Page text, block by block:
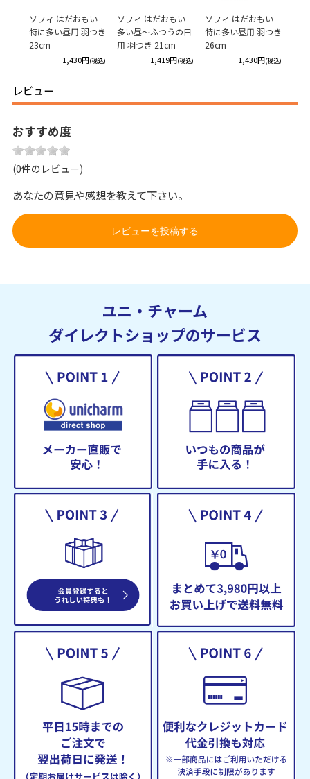
ソフィ はだおもい
特に多い昼用 羽つき
23cm
1,430円(税込)
ソフィ はだおもい
多い昼～ふつうの日
用 羽つき 21cm
1,419円(税込)
ソフィ はだおもい
特に多い昼用 羽つき
26cm
1,430円(税込)
レビュー
おすすめ度
(0件のレビュー)
あなたの意見や感想を教えて下さい。
レビューを投稿する
ユニ・チャーム
ダイレクトショップのサービス